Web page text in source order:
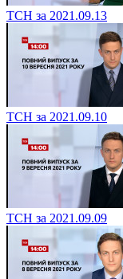
ТСН за 2021.09.13
ТСН за 2021.09.10
ТСН за 2021.09.09